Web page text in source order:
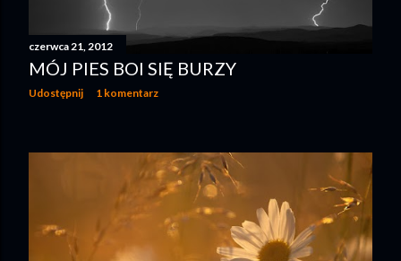
czerwca 21, 2012
MÓJ PIES BOI SIĘ BURZY
Udostępnij 1 komentarz